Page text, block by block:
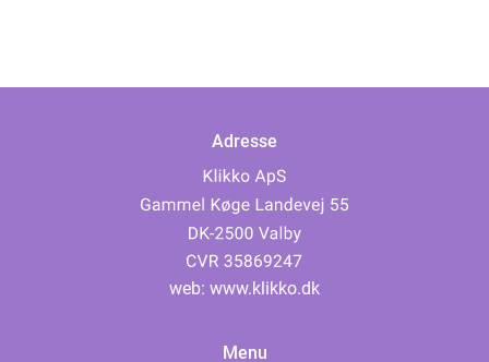
Adresse
web: www.klikko.dk
Menu